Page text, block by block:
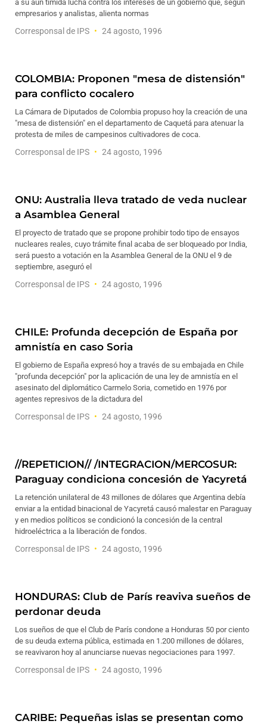
a su aún tímida lucha contra los intereses de un gobierno que, según
empresarios y analistas, alienta normas
Corresponsal de IPS 24 agosto, 1996
COLOMBIA: Proponen "mesa de distensión"
para conflicto cocalero
La Cámara de Diputados de Colombia propuso hoy la creación de una
"mesa de distensión" en el departamento de Caquetá para atenuar la
protesta de miles de campesinos cultivadores de coca.
Corresponsal de IPS 24 agosto, 1996
ONU: Australia lleva tratado de veda nuclear
a Asamblea General
El proyecto de tratado que se propone prohibir todo tipo de ensayos
nucleares reales, cuyo trámite final acaba de ser bloqueado por India,
será puesto a votación en la Asamblea General de la ONU el 9 de
septiembre, aseguró el
Corresponsal de IPS 24 agosto, 1996
CHILE: Profunda decepción de España por
amnistía en caso Soria
El gobierno de España expresó hoy a través de su embajada en Chile
"profunda decepción" por la aplicación de una ley de amnistía en el
asesinato del diplomático Carmelo Soria, cometido en 1976 por
agentes represivos de la dictadura del
Corresponsal de IPS 24 agosto, 1996
//REPETICION// /INTEGRACION/MERCOSUR:
Paraguay condiciona concesión de Yacyretá
La retención unilateral de 43 millones de dólares que Argentina debía
enviar a la entidad binacional de Yacyretá causó malestar en Paraguay
y en medios políticos se condicionó la concesión de la central
hidroeléctrica a la liberación de fondos.
Corresponsal de IPS 24 agosto, 1996
HONDURAS: Club de París reaviva sueños de
perdonar deuda
Los sueños de que el Club de París condone a Honduras 50 por ciento
de su deuda externa pública, estimada en 1.200 millones de dólares,
se reavivaron hoy al anunciarse nuevas negociaciones para 1997.
Corresponsal de IPS 24 agosto, 1996
CARIBE: Pequeñas islas se presentan como